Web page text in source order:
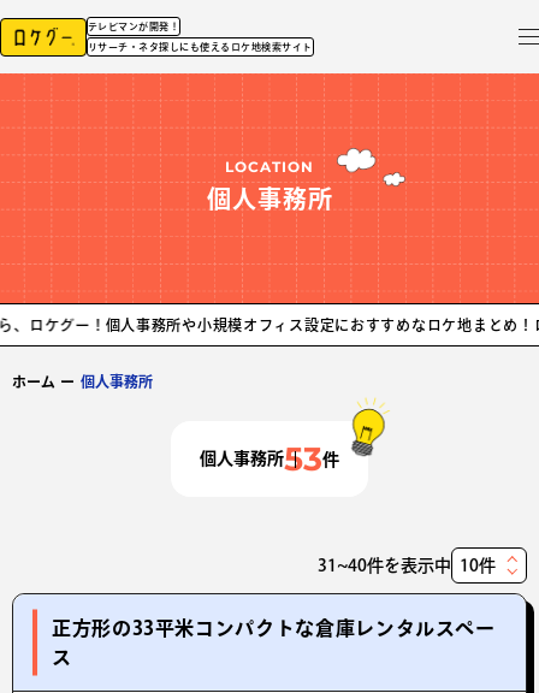
テレビマンが開発！
リサーチ・ネタ探しにも使えるロケ地検索サイト
LOCATION
個人事務所
個人事務所や小規模オフィス設定におすすめなロケ地まとめ！ロケ地探しな
ホーム ー 個人事務所
個人事務所53件
31~40件を表示中
表
件
正方形の33平米コンパクトな倉庫レンタルスペー
ス